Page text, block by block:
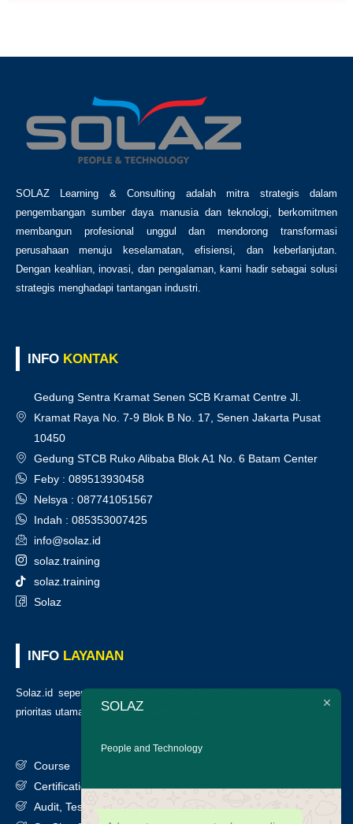
SOLAZ Learning & Consulting adalah mitra strategis dalam
pengembangan sumber daya manusia dan teknologi, berkomitmen
membangun profesional unggul dan mendorong transformasi
perusahaan menuju keselamatan, efisiensi, dan keberlanjutan.
Dengan keahlian, inovasi, dan pengalaman, kami hadir sebagai solusi
strategis menghadapi tantangan industri.
INFO KONTAK
Gedung Sentra Kramat Senen SCB Kramat Centre Jl.
Kramat Raya No. 7-9 Blok B No. 17, Senen Jakarta Pusat
10450
Gedung STCB Ruko Alibaba Blok A1 No. 6 Batam Center
Feby : 089513930458
Nelsya : 087741051567
Indah : 085353007425
info@solaz.id
solaz.training
solaz.training
Solaz
INFO LAYANAN
Solaz.id sepenuh hati melayani klien kami, kepuasan anda adalah
prioritas utama kami. Berikut daftar layanan kami
Course
Certification
Audit, Testing, Consultancy & Assessment
SOLAZ
People and Technology